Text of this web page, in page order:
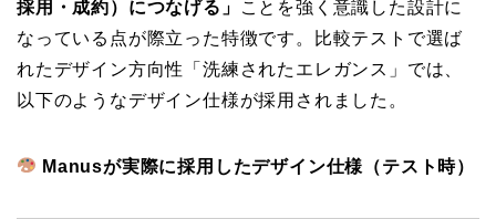
採用・成約）につなげる」
ことを強く意識した設計に
なっている点が際立った特徴です。比較テストで選ば
れたデザイン方向性「洗練されたエレガンス」では、
以下のようなデザイン仕様が採用されました。
Manusが実際に採用したデザイン仕様（テスト時）